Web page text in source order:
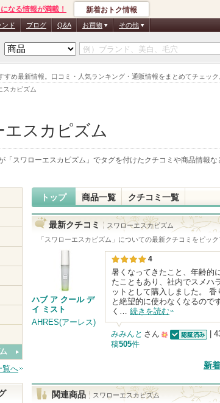
すめ最新情報。口コミ・人気ランキング・通販情報をまとめてチェック
スカピズム
なる情報が満載！ 新着おトク情報
ンド ブログ Q&A お買物 その他
エスカピズム
「 スワローエスカピズム 」でタグを付けたクチコミや商品情報な
トップ 商品一覧 クチコミ一覧
最新クチコミ
スワローエスカピズム
「 スワローエスカピズム 」についての最新クチコミをピック
ハブ ア クール デ
イ ミスト
AHRES(アーレス)
4
暑くなってきたこと、年齢的
たこともあり、社内でスメハ
ットとして購入しました。
と絶望的に使わなくなるので
く… 続きを読む
みみんと さん
|
稿505件
新
関連商品
スワローエスカピズム
覧へ